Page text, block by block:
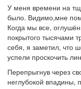
У меня времени на
было. Видимо,мне
Когда мы все,
покрытого тысячами
себя, я заметил, что
успели проскочить
Перепрыгнув через
неглубокой впадины,